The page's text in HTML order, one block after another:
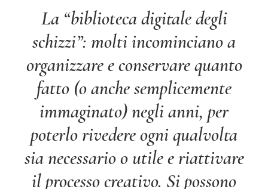
La “biblioteca digitale degli
schizzi”: molti incominciano a
organizzare e conservare quanto
fatto (o anche semplicemente
immaginato) negli anni, per
poterlo rivedere ogni qualvolta
sia necessario o utile e riattivare
il processo creativo. Si possono